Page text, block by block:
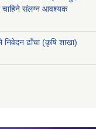
चाहिने संलग्न आवश्यक
निवेदन ढाँचा (कृषि शाखा)